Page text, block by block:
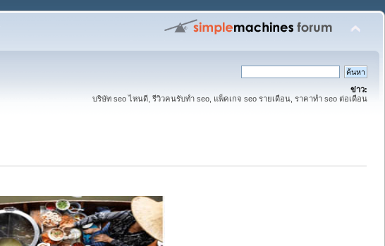
ข่าว:
บริษัท seo ไหนดี, รีวิวคนรับทำ seo, แพ็คเกจ seo รายเดือน, ราคาทำ seo ต่อเดือน